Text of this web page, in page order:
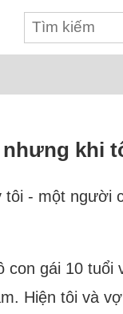
khi
tôi - một người
con gái 10 tuổi
Hiện tôi và